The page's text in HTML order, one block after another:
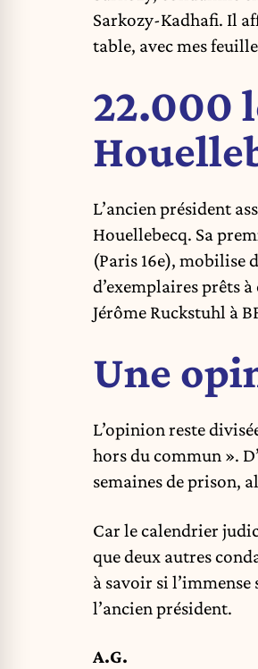
Sarkozy-Kadhafi. Il
table, avec mes
22.000
L’ancien président
Houellebecq. Sa
(Paris 16e), mobilise
d’exemplaires prêts
Jérôme Ruckstuhl à
Une
L’opinion reste
hors du commun ».
semaines de prison,
Car le calendrier
que deux autres
à savoir si
l’ancien président.
A.G.